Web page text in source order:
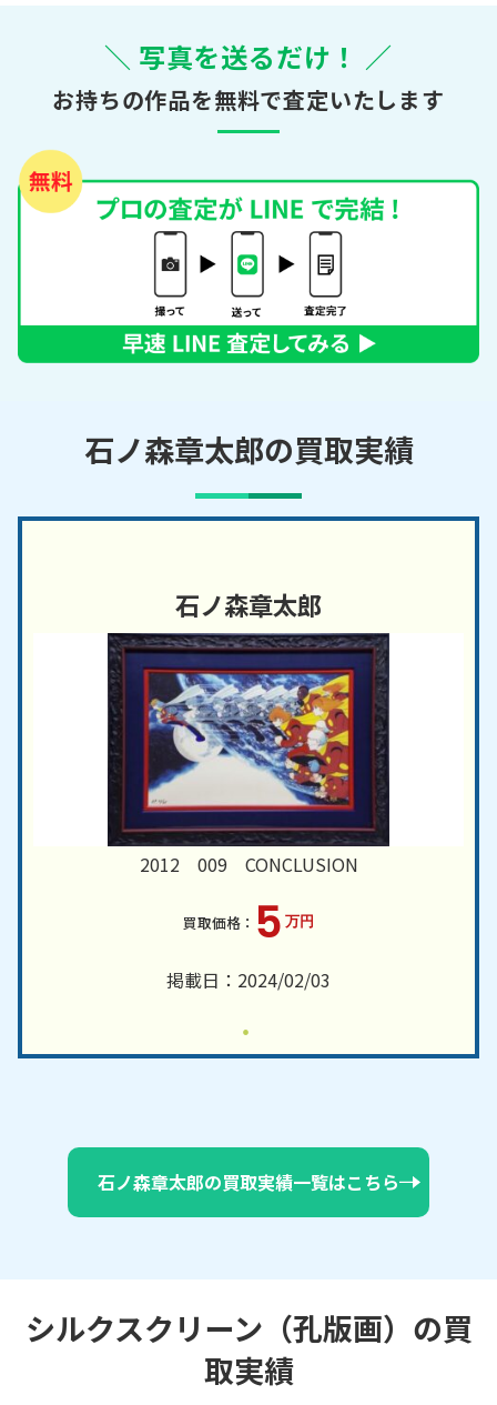
＼ 写真を送るだけ！ ／
お持ちの作品を無料で査定いたします
石ノ森章太郎の買取実績
石ノ森章太郎
2012 009 CONCLUSION
5 万円
掲載日：2024/02/03
石ノ森章太郎の買取実績一覧はこちら
シルクスクリーン（孔版画）の買
取実績